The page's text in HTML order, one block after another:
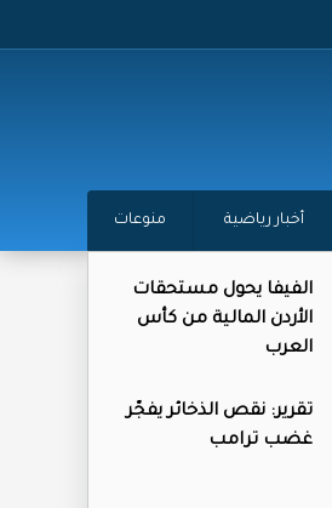
أخبار رياضية منوعات
الفيفا يحول مستحقات
الأردن المالية من كأس
العرب
تقرير: نقص الذخائر يفجّر
غضب ترامب